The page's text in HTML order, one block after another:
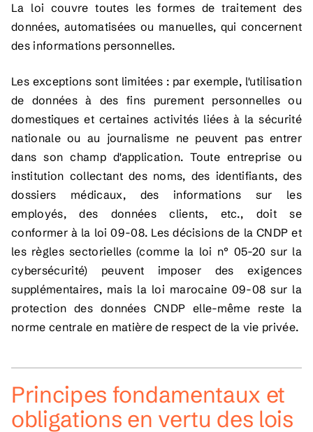
La loi couvre toutes les formes de traitement des
données, automatisées ou manuelles, qui concernent
des informations personnelles.
Les exceptions sont limitées : par exemple, l'utilisation
de données à des fins purement personnelles ou
domestiques et certaines activités liées à la sécurité
nationale ou au journalisme ne peuvent pas entrer
dans son champ d'application. Toute entreprise ou
institution collectant des noms, des identifiants, des
dossiers médicaux, des informations sur les
employés, des données clients, etc., doit se
conformer à la loi 09-08. Les décisions de la CNDP et
les règles sectorielles (comme la loi n° 05-20 sur la
cybersécurité) peuvent imposer des exigences
supplémentaires, mais la loi marocaine 09-08 sur la
protection des données CNDP elle-même reste la
norme centrale en matière de respect de la vie privée.
Principes fondamentaux et
obligations en vertu des lois